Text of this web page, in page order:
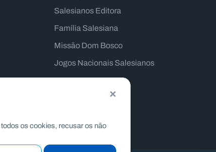
Salesianos Editora
Família Salesiana
Missão Dom Bosco
Jogos Nacionais Salesianos
×
os cookies, recusar os não